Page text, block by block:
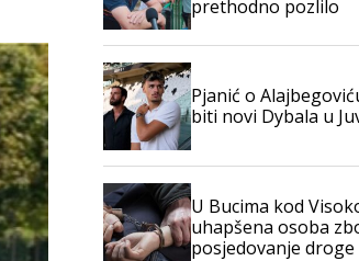
prethodno pozlilo
Pjanić o
biti novi Dybala u
U Bucima kod
uhapšena osoba
posjedovanje droge